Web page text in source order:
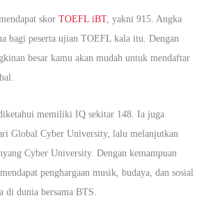
skorTOEFL iBT, yakni 915. Angka
bagi peserta ujian TOEFL kala itu. Dengan
besar kamu akan mudah untuk mendaftar
memiliki IQ sekitar 148. Ia juga
Global Cyber University, lalu melanjutkan
Cyber University. Dengan kemampuan
penghargaan musik, budaya, dan sosial
di dunia bersama BTS.